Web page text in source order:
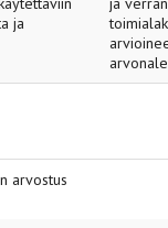
ja
arvostus